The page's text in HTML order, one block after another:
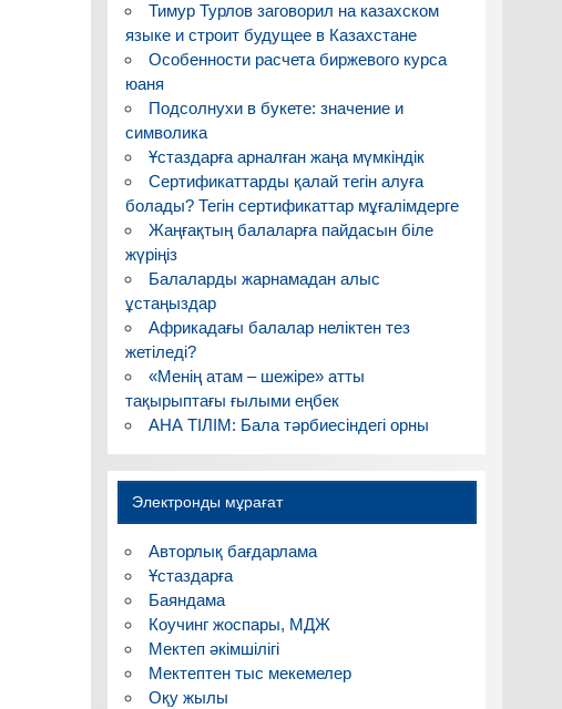
Тимур Турлов заговорил на казахском
языке и строит будущее в Казахстане
Особенности расчета биржевого курса
юаня
Подсолнухи в букете: значение и
символика
Ұстаздарға арналған жаңа мүмкіндік
Сертификаттарды қалай тегін алуға
болады? Тегін сертификаттар мұғалімдерге
Жаңғақтың балаларға пайдасын біле
жүріңіз
Балаларды жарнамадан алыс
ұстаңыздар
Африкадағы балалар неліктен тез
жетіледі?
«Менің атам – шежіре» атты
тақырыптағы ғылыми еңбек
АНА ТІЛІМ: Бала тәрбиесіндегі орны
Электронды мұрағат
Авторлық бағдарлама
Ұстаздарға
Баяндама
Коучинг жоспары, МДЖ
Мектеп әкімшілігі
Мектептен тыс мекемелер
Оқу жылы